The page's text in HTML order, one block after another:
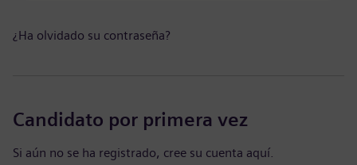
¿Ha olvidado su contraseña?
Candidato por primera vez
Si aún no se ha registrado, cree su cuenta aquí.